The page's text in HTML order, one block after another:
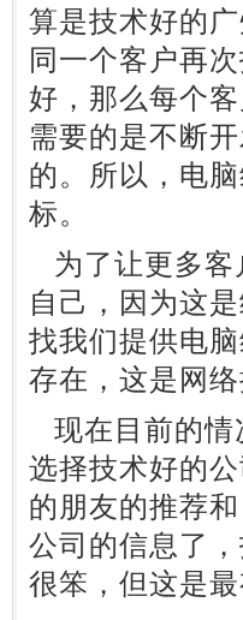
算是技术好的
同一个客户再
好，那么每个
需要的是不断
的。所以，电
标。
为了让更多客
自己，因为这
找我们提供电
存在，这是网络
现在目前的情
选择技术好的
的朋友的推荐
公司的信息了
很笨，但这是最